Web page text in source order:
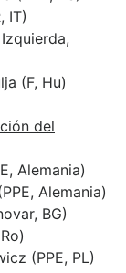
IT)
(F, Hu)
del
Alemania)
Alemania)
BG)
(PPE, PL)